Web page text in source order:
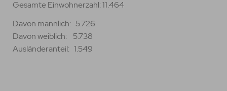
Gesamte Einwohnerzahl: 11.464
Davon männlich: 5.726
Davon weiblich: 5.738
Ausländeranteil: 1.549